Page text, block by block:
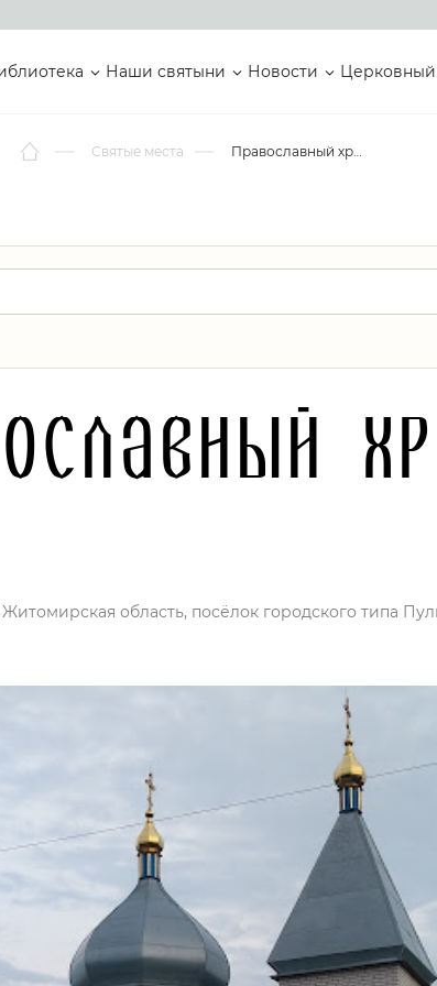
Наши святыни Новости Церковный
Святые места Православный храм
область, посёлок городского типа